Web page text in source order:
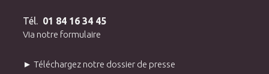
Tél. 01 84 16 34 45
Via notre formulaire
► Téléchargez notre dossier de presse